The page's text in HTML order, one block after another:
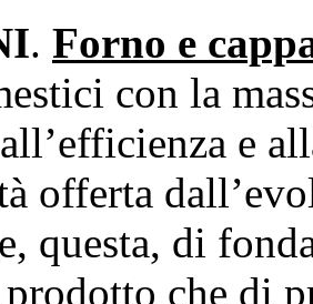
. Forno e
con la
e
offerta
questa, di
che di